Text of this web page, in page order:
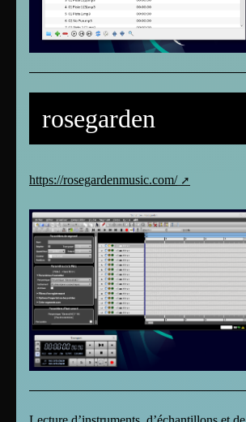
rosegarden
https://rosegardenmusic.com/